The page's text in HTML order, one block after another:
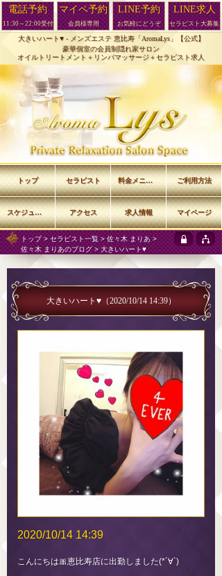
大きいハート♥️ - メンズエステ 恵比寿「AromaLys」【公式】
豪華個室の会員制隠れ家サロン
オイルトリートメント＋リンパマッサージ＋セラピスト求人
トップ> セラピスト一覧 >佐々木 まりあ >
佐々木 まりあのブログ> 大きいハート♥️
大きいハート♥️（2020/10/14 14:39）
2020/10/14 14:39
こんにちは🎀恵比寿店に出勤しました(*´∀`)
トップ セラピスト 料金メニュー ご利用方法
スケジュール アクセス 求人情報 マイページ
電話予約
11:30～22:00受付
マイペ予約
会員様専用
LINE予約
お気軽にどうぞ
LINE求人
セラピスト大募集